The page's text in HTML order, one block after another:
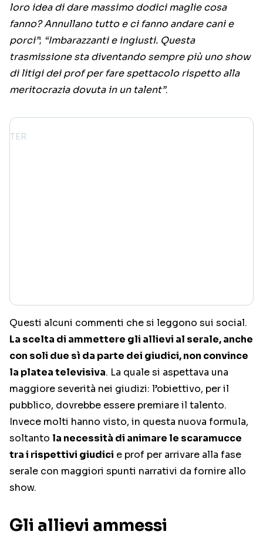
loro idea di dare massimo dodici maglie cosa
fanno? Annullano tutto e ci fanno andare cani e
porci”; “Imbarazzanti e ingiusti. Questa
trasmissione sta diventando sempre più uno show
di litigi dei prof per fare spettacolo rispetto alla
meritocrazia dovuta in un talent”.
Questi alcuni commenti che si leggono sui social.
La scelta di ammettere gli allievi al serale, anche
con soli due sì da parte dei giudici, non convince
la platea televisiva. La quale si aspettava una
maggiore severità nei giudizi: l’obiettivo, per il
pubblico, dovrebbe essere premiare il talento.
Invece molti hanno visto, in questa nuova formula,
soltanto la necessità di animare le scaramucce
tra i rispettivi giudici e prof per arrivare alla fase
serale con maggiori spunti narrativi da fornire allo
show.
Gli allievi ammessi